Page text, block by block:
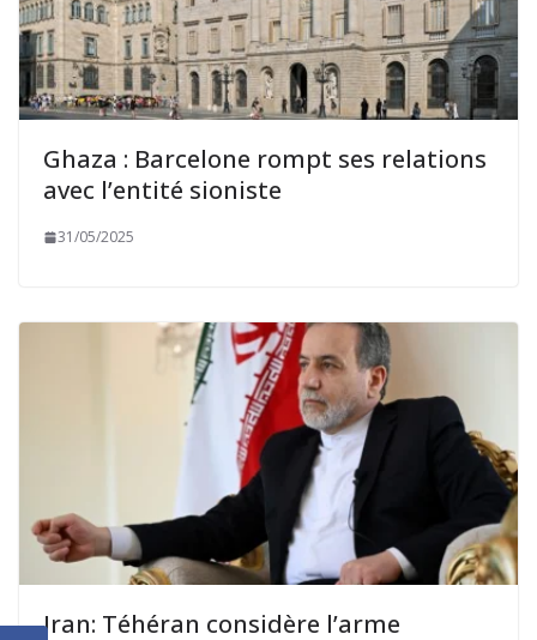
Ghaza : Barcelone rompt ses relations
avec l’entité sioniste
31/05/2025
Iran: Téhéran considère l’arme